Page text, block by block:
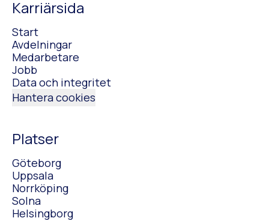
Karriärsida
Start
Avdelningar
Medarbetare
Jobb
Data och integritet
Hantera cookies
Platser
Göteborg
Uppsala
Norrköping
Solna
Helsingborg